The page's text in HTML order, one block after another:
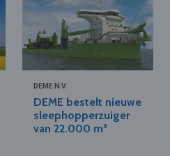
DEME N.V.
DEME bestelt nieuwe
sleephopperzuiger
van 22.000 m³